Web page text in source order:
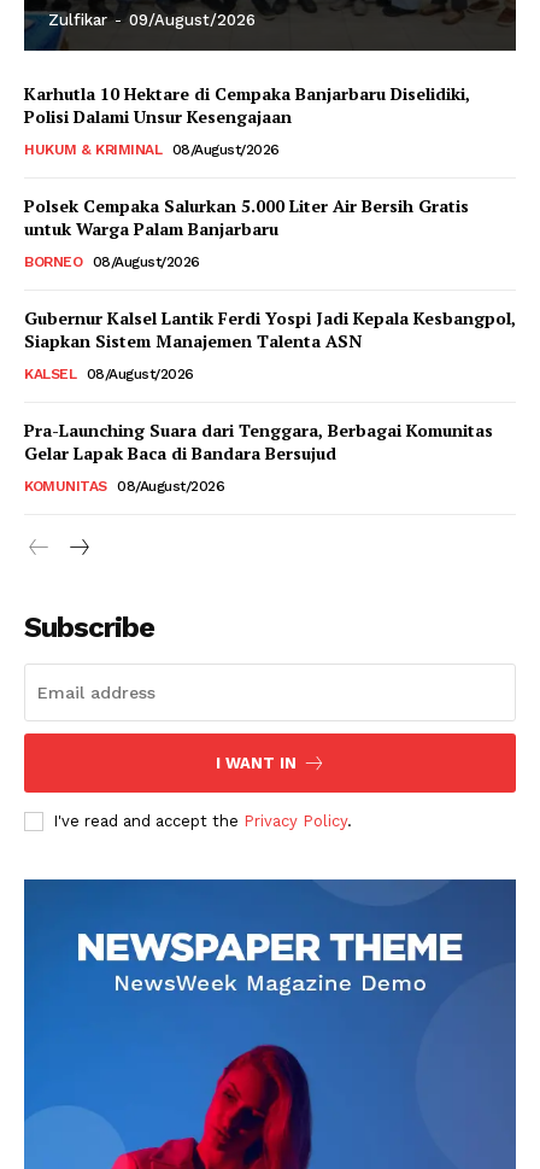
Zulfikar - 09/August/2026
Karhutla 10 Hektare di Cempaka Banjarbaru Diselidiki,
Polisi Dalami Unsur Kesengajaan
HUKUM & KRIMINAL 08/August/2026
Polsek Cempaka Salurkan 5.000 Liter Air Bersih Gratis
untuk Warga Palam Banjarbaru
BORNEO 08/August/2026
Gubernur Kalsel Lantik Ferdi Yospi Jadi Kepala Kesbangpol,
Siapkan Sistem Manajemen Talenta ASN
KALSEL 08/August/2026
Pra-Launching Suara dari Tenggara, Berbagai Komunitas
Gelar Lapak Baca di Bandara Bersujud
KOMUNITAS 08/August/2026
Subscribe
I WANT IN
I've read and accept the Privacy Policy.